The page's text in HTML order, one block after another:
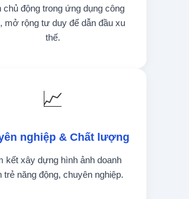
chủ động trong ứng dụng công
mở rộng tư duy để dẫn đầu xu
thế.
📈
nghiệp & Chất lượng
kết xây dựng hình ảnh doanh
trẻ năng động, chuyên nghiệp.